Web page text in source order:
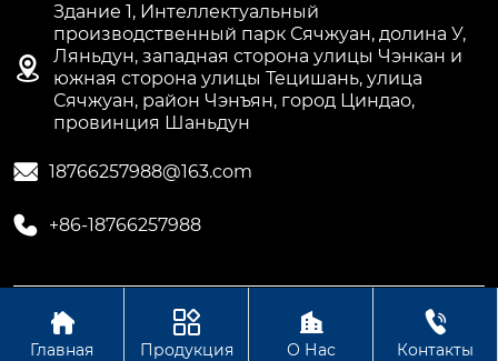

Здание 1, Интеллектуальный
производственный парк Сячжуан, долина У,
Ляньдун, западная сторона улицы Чэнкан и
южная сторона улицы Тецишань, улица
Сячжуан, район Чэнъян, город Циндао,
провинция Шаньдун
 18766257988@163.com
 +86-18766257988
Авторское право©ООО Шаньдун Мэнню
Интеллектуальная Технология

Главная

Продукция

О Нас

Контакты